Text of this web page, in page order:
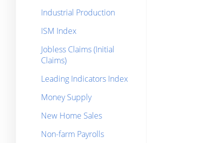
Industrial Production
ISM Index
Jobless Claims (Initial
Claims)
Leading Indicators Index
Money Supply
New Home Sales
Non-farm Payrolls